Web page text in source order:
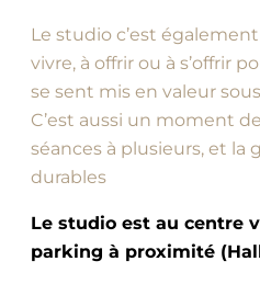
Le studio c’est
vivre, à offrir ou à s’offrir
se sent mis en valeur
C’est aussi un moment
séances à plusieurs, et la
durables
Le studio est au centre
parking à proximité